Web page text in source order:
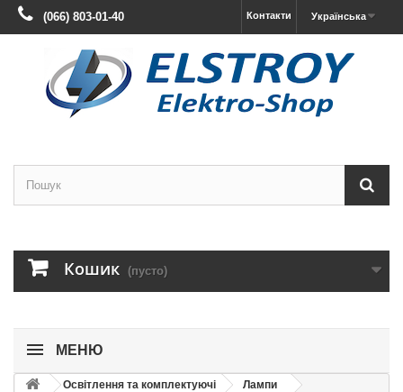
Українська
Контакти
(066) 803-01-40
Кошик (пусто)
МЕНЮ
Освітлення та комплектуючі
Лампи